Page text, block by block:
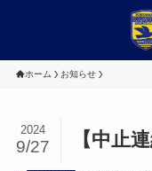
ホーム お知らせ
【中止
2024
9/27